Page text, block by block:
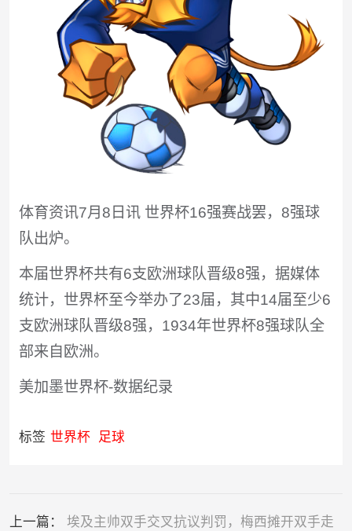
体育资讯7月8日讯 世界杯16强赛战罢，8强球
队出炉。
本届世界杯共有6支欧洲球队晋级8强，据媒体
统计，世界杯至今举办了23届，其中14届至少6
支欧洲球队晋级8强，1934年世界杯8强球队全
部来自欧洲。
美加墨世界杯-数据纪录
标签 世界杯 足球
上一篇： 埃及主帅双手交叉抗议判罚，梅西摊开双手走